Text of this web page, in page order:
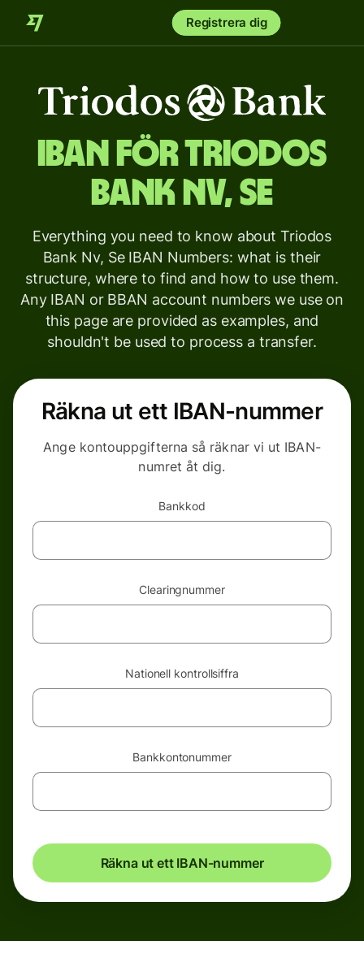
Registrera dig
IBAN förTriodos
Bank Nv, Se
Everything you need to know about Triodos
Bank Nv, Se IBAN Numbers: what is their
structure, where to find and how to use them.
Any IBAN or BBAN account numbers we use on
this page are provided as examples, and
shouldn't be used to process a transfer.
Räkna ut ett IBAN-nummer
Ange kontouppgifterna så räknar vi ut IBAN-
numret åt dig.
Bankkod
Clearingnummer
Nationell kontrollsiffra
Bankkontonummer
Räkna ut ett IBAN-nummer